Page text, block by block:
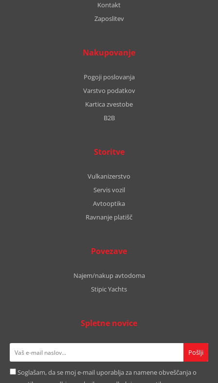
Kontakt
Zaposlitev
Nakupovanje
Pogoji poslovanja
Varstvo podatkov
Kartica zvestobe
B2B
Storitve
Vulkanizerstvo
Servis vozil
Avtooptika
Ravnanje platišč
Povezave
Najem/nakup avtodoma
Stipic Yachts
Spletne novice
Soglašam, da se moj e-mail uporablja za namene obveščanja o